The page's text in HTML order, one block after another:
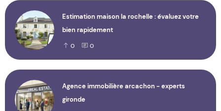
Estimation maison la rochelle : évaluez votre
bien rapidement
0 0
Agence immobilière arcachon - experts
gironde